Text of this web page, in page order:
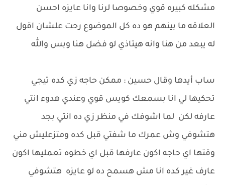
مشكله كبيره قوي وخصوصا لرنا وانا عايزه احسن
العلاقه ما بينهم هو ده كل الموضوع رحت علشان اقول
له يبعد من هنا وانه هيتاذي لو فضل هنا وبس والله
ساب أيدها وقال حسين : ممكن حاجه زي كده تيجي
تحكيها لي انا بسمعك كويس قوي وعندي هدوء انتي
عارفه لكن لما اشوفك في منظر زي ده انتي بجد
هتشوفي وش عمرك ما شفتي قبل كده ومتزعليش مني
وقتها اي حاجه اكون عارفها قبل اي خطوه تعمليها اكون
عارف غير كده انا مش هسمح ده لو عايزه هتشوفي